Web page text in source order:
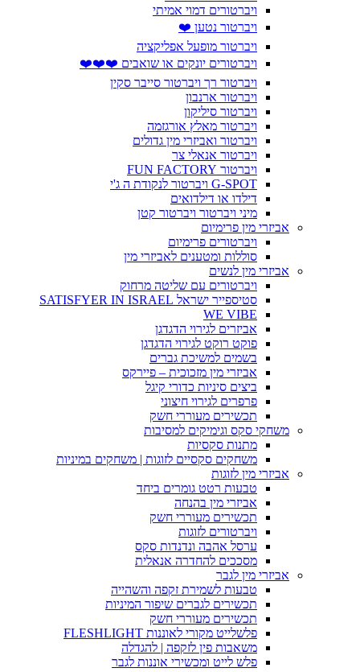
ויברטורים דמוי אמיתי
ויברטור נטען ❤️
ויברטור מופעל אפליקציה
ויברטורים יונקים או שואבים ❤️❤️❤️
ויברטור רך ויברטור סייבר סקין
ויברטור ארנבון
ויברטור סיליקון
ויברטור מאלץ אורגזמה
ויברטור ואביזרי מין גדולים
ויברטור אנאלי צר
ויברטור FUN FACTORY
G-SPOT ויברטור לנקודת ה ג'י
דילדו או דילדואים
מיני ויברטור ויברטור קטן
אביזרי מין פרימיום
ויברטורים פרימיום
סוללות ומטענים לאביזרי מין
אביזרי מין לנשים
ויברטורים עם שליטה מרחוק
סטיספייר ישראל SATISFYER IN ISRAEL
WE VIBE
אביזרים לגירוי הדגדגן
פוקט רוקט לגירוי הדגדגן
בשמים למשיכת גברים
אביזרי מין מזכוכית – פיירקס
ביצים סיניות כדורי קיגל
פרפרים לגירוי חיצוני
תכשירים מעוררי חשק
משחקי סקס וגימיקים למסיבות
מתנות סקסיות
משחקים סקסיים לזוגות | משחקים במיניות
אביזרי מין לזוגות
טבעות רטט גומרים ביחד
אביזרי מין בהנחה
תכשירים מעוררי חשק
ויברטורים לזוגות
ערסל אהבה ונדנדות סקס
מסככים להחדרה אנאלית
אביזרי מין לגבר
טבעות לשמירת זקפה והשהייה
תכשירים לגברים שיפור המיניות
תכשירים מעוררי חשק
פלשלייט מקורי לאוננות FLESHLIGHT
משאבות פין לזקפה | להגדלה
פלש לייט ומכשירי אוננות לגבר